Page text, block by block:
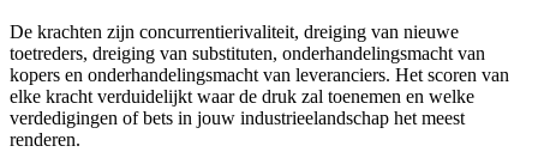
De krachten zijn concurrentierivaliteit, dreiging van nieuwe
toetreders, dreiging van substituten, onderhandelingsmacht van
kopers en onderhandelingsmacht van leveranciers. Het scoren van
elke kracht verduidelijkt waar de druk zal toenemen en welke
verdedigingen of bets in jouw industrieelandschap het meest
renderen.